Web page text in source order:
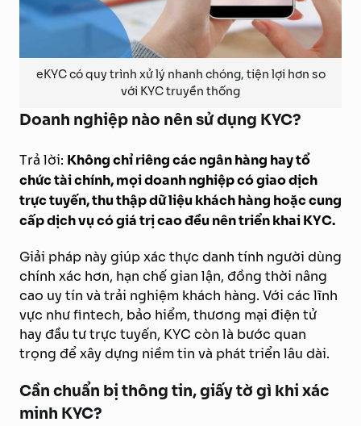
eKYC có quy trình xử lý nhanh chóng, tiện lợi hơn so
với KYC truyền thống
Doanh nghiệp nào nên sử dụng KYC?
Trả lời: Không chỉ riêng các ngân hàng hay tổ
chức tài chính, mọi doanh nghiệp có giao dịch
trực tuyến, thu thập dữ liệu khách hàng hoặc cung
cấp dịch vụ có giá trị cao đều nên triển khai KYC.
Giải pháp này giúp xác thực danh tính người dùng
chính xác hơn, hạn chế gian lận, đồng thời nâng
cao uy tín và trải nghiệm khách hàng. Với các lĩnh
vực như fintech, bảo hiểm, thương mại điện tử
hay đầu tư trực tuyến, KYC còn là bước quan
trọng để xây dựng niềm tin và phát triển lâu dài.
Cần chuẩn bị thông tin, giấy tờ gì khi xác
minh KYC?